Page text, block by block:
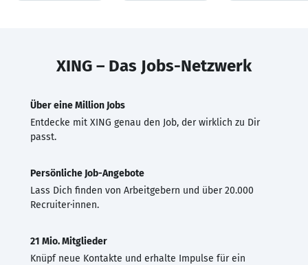
XING – Das Jobs-Netzwerk
Über eine Million Jobs
Entdecke mit XING genau den Job, der wirklich zu Dir
passt.
Persönliche Job-Angebote
Lass Dich finden von Arbeitgebern und über 20.000
Recruiter·innen.
21 Mio. Mitglieder
Knüpf neue Kontakte und erhalte Impulse für ein